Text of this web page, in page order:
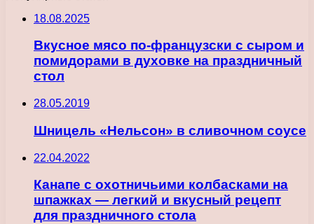
18.08.2025
Вкусное мясо по-французски с сыром и
помидорами в духовке на праздничный
стол
28.05.2019
Шницель «Нельсон» в сливочном соусе
22.04.2022
Канапе с охотничьими колбасками на
шпажках — легкий и вкусный рецепт
для праздничного стола